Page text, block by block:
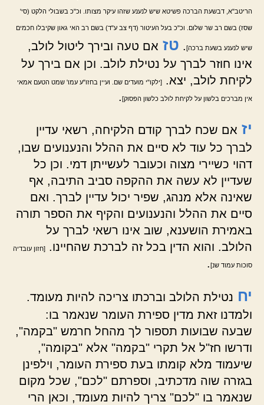
הריטב"א, דבשעת הברכה פשיטא שיש לנענע שזהו עיקר מצותו. וכ"כ בשבולי הלקט (סי'
שסז) בשם רב שר שלום. וכ"כ בעל העיטור (דף צב ע"ד) בשם רב האי גאון שקיבלו חכמים
שיש לנענע בשעת ברכה]. טז אם טעה ובירך ליטול לולב,
אינו חוזר לברך על נטילת לולב. וכן אם בירך על
לקיחת לולב, יצא. [ילקו"י מועדים שם. ועיין בחזו"ע עמו' שמט הטעם אמאי
אין מברכים בלשון על לקיחת לולב כלשון הפסוק].
יז אם שכח לברך קודם הלקיחה, רשאי עדיין
לברך כל עוד לא סיים את ההלל והנענועים שבו,
דהוי כשיירי מצוה וכעובר לעשייתן דמי. וכן כל
שעדיין לא עשה את ההקפה סביב התיבה, אף
שאינה אלא מנהג, שפיר יכול עדיין לברך. ואם
סיים את ההלל והנענועים והקיף את הספר תורה
באמירת הושענא, שוב אינו רשאי לברך על
הלולב. והוא הדין בכל זה לברכת שהחיינו. [חזון עובדיה
סוכות עמוד שנ].
יח נטילת הלולב וברכתו צריכה להיות מעומד.
ולמדנו זאת מדין ספירת העומר שנאמר בו:
שבעה שבועות תספור לך מהחל חרמש "בקמה",
ודרשו חז"ל אל תקרי "בקמה" אלא "בקומה",
שיעמוד מלא קומתו בעת ספירת העומר, וילפינן
בגזרה שוה מדכתיב, וספרתם "לכם", שכל מקום
שנאמר בו "לכם" צריך להיות מעומד, וכאן הרי